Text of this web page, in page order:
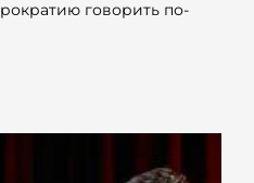
говорить по-